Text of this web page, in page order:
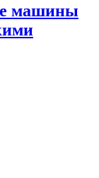
машины